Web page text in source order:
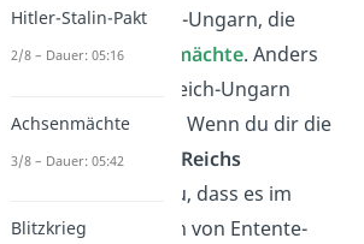
Reich und Österreich-Ungarn, die
sogenanntenMittelmächte. Anders
als heute war Österreich-Ungarn
damals nur ein Staat. Wenn du dir die
Lage des Deutschen Reichs
anschaust, merkst du, dass es im
Osten und im Westen von Entente-
Hitler-Stalin-Pakt
2/8 – Dauer: 05:16
Achsenmächte
3/8 – Dauer: 05:42
Blitzkrieg